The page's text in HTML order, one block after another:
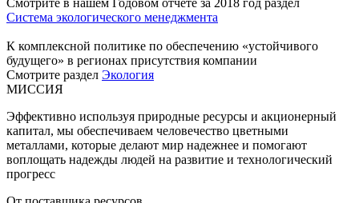
Смотрите в нашем Годовом отчете за 2018 год раздел
Система экологического менеджмента
К комплексной политике по обеспечению «устойчивого
будущего» в регионах присутствия компании
Смотрите раздел Экология
МИССИЯ
Эффективно используя природные ресурсы и акционерный
капитал, мы обеспечиваем человечество цветными
металлами, которые делают мир надежнее и помогают
воплощать надежды людей на развитие и технологический
прогресс